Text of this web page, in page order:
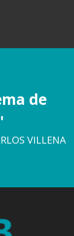
de
VILLENA